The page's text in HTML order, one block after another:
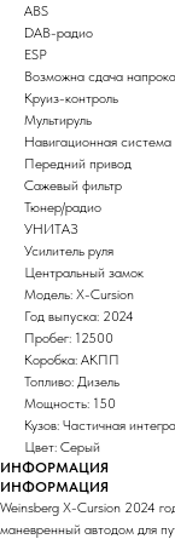
ABS
DAB-радио
ESP
Возможна сдача
Круиз-контроль
Мультируль
Навигационная система
Передний привод
Сажевый фильтр
Тюнер/радио
УНИТАЗ
Усилитель руля
Центральный замок
Модель: X-Cursion
Год выпуска: 2024
Пробег: 12500
Коробка: АКПП
Топливо: Дизель
Мощность: 150
Кузов: Частичная
Цвет: Серый
ИНФОРМАЦИЯ
ИНФОРМАЦИЯ
Weinsberg X-Cursion 2024
маневренный автодом для